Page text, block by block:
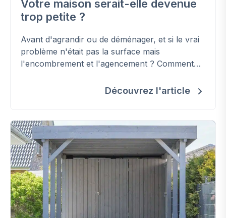
Votre maison serait-elle devenue
trop petite ?
Avant d'agrandir ou de déménager, et si le vrai
problème n'était pas la surface mais
l'encombrement et l'agencement ? Comment
Découvrez l'article